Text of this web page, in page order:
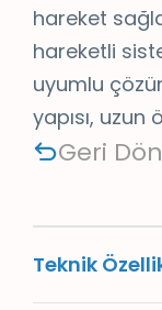
hareket
hareketli
uyumlu
yapısı, uzun
Geri Dön
Teknik